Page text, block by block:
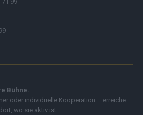
Bühne.
oder individuelle Kooperation – erreiche
wo sie aktiv ist.